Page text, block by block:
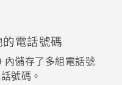
電話號碼
內儲存了多組電話號
號碼。